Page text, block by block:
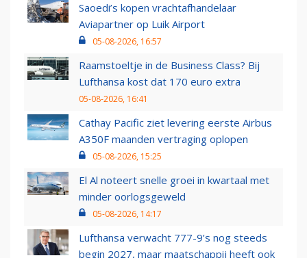
Saoedi’s kopen vrachtafhandelaar
Aviapartner op Luik Airport
05-08-2026, 16:57
Raamstoeltje in de Business Class? Bij
Lufthansa kost dat 170 euro extra
05-08-2026, 16:41
Cathay Pacific ziet levering eerste Airbus
A350F maanden vertraging oplopen
05-08-2026, 15:25
El Al noteert snelle groei in kwartaal met
minder oorlogsgeweld
05-08-2026, 14:17
Lufthansa verwacht 777-9’s nog steeds
begin 2027, maar maatschappij heeft ook